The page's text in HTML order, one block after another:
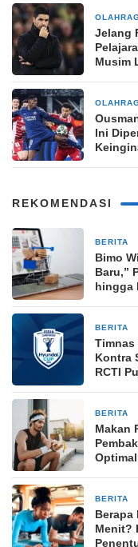
Jelang
Musim
Ini
REKOMENDASI
BERITA
Bimo
Baru,”
hingga
BERITA
Timnas
Kontra
RCTI
BERITA
Makan
Optimal
BERITA
Berapa
Menit?